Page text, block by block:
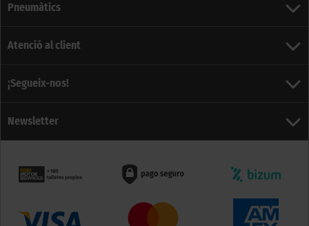
Pneumàtics
Atenció al client
¡Segueix-nos!
Newsletter